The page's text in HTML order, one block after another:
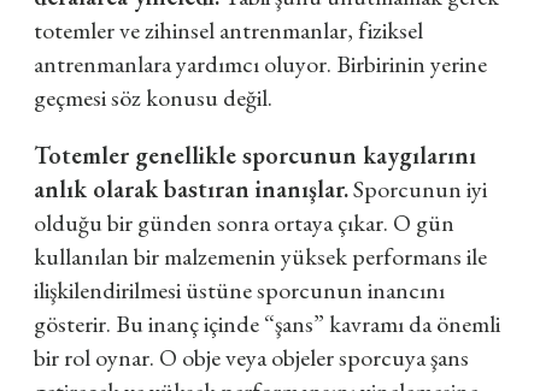
totemler ve zihinsel antrenmanlar, fiziksel
antrenmanlara yardımcı oluyor. Birbirinin yerine
geçmesi söz konusu değil.
Totemler genellikle sporcunun kaygılarını
anlık olarak bastıran inanışlar.Sporcunun iyi
olduğu bir günden sonra ortaya çıkar. O gün
kullanılan bir malzemenin yüksek performans ile
ilişkilendirilmesi üstüne sporcunun inancını
gösterir. Bu inanç içinde “şans” kavramı da önemli
bir rol oynar. O obje veya objeler sporcuya şans